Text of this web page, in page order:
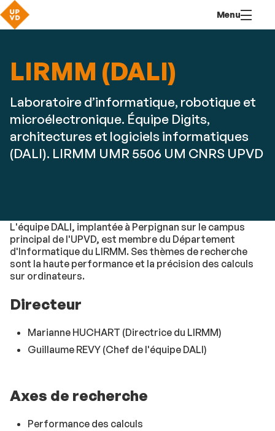
contenu
Menu
LIRMM (DALI)
Laboratoire d’informatique, robotique et
microélectronique. Équipe Digits,
architectures et logiciels informatiques
(DALI). LIRMM UMR 5506 UM CNRS UPVD
L'équipe DALI, implantée à Perpignan sur le campus
principal de l'UPVD, est membre du Département
d'Informatique du LIRMM. Ses thèmes de recherche
sont la haute performance et la précision des calculs
sur ordinateurs.
Directeur
Marianne HUCHART (Directrice du LIRMM)
Guillaume REVY (Chef de l'équipe DALI)
Axes de recherche
Performance des calculs